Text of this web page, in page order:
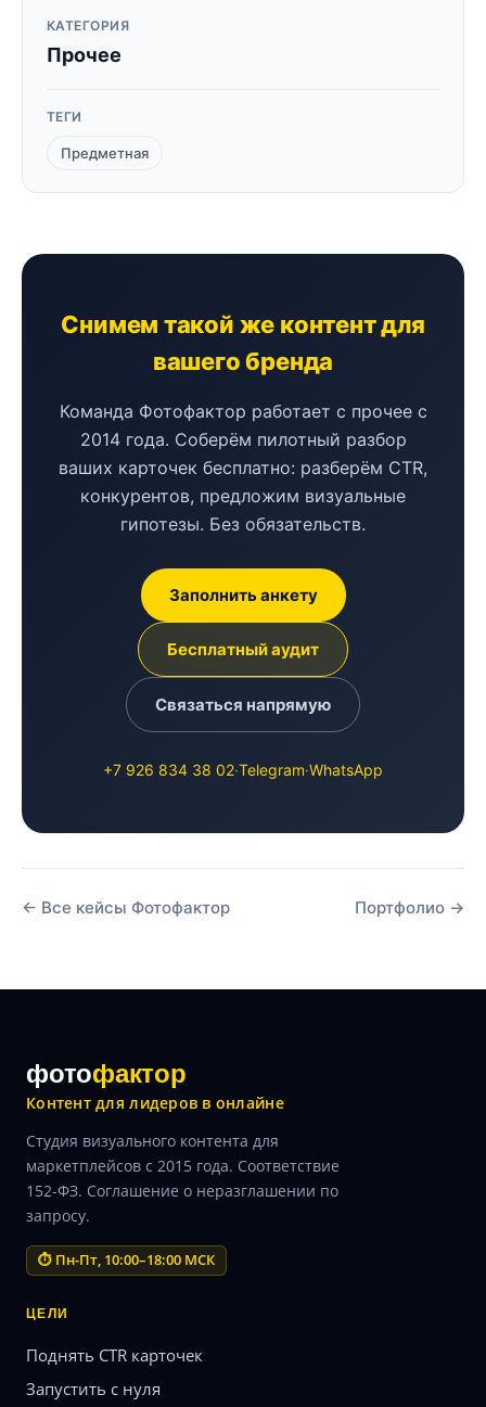
КАТЕГОРИЯ
Прочее
ТЕГИ
Предметная
Снимем такой же контент для
вашего бренда
Команда Фотофактор работает с прочее с
2014 года. Соберём пилотный разбор
ваших карточек бесплатно: разберём CTR,
конкурентов, предложим визуальные
гипотезы. Без обязательств.
Заполнить анкету
Бесплатный аудит
Связаться напрямую
+7 926 834 38 02·Telegram·WhatsApp
← Все кейсы Фотофактор Портфолио →
фотофактор
Контент для лидеров в онлайне
Студия визуального контента для
маркетплейсов с 2015 года. Соответствие
152-ФЗ. Соглашение о неразглашении по
запросу.
⏱ Пн-Пт, 10:00–18:00 МСК
ЦЕЛИ
Поднять CTR карточек
Запустить с нуля